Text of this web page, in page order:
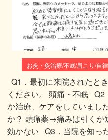
お灸・灸治療/不眠/肩こり/自
Q1．最初に来院されたと
ください。 頭痛・不眠 Q2
か治療、ケアをしていまし
か？ 頭痛薬→痛みは引くが
効かない Q3．当院を知っ